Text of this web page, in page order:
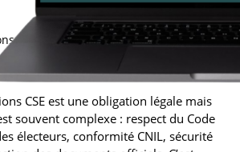
VoxAgrume
CSE est une obligation légale mais
souvent complexe : respect du Code
électeurs, conformité CNIL, sécurité